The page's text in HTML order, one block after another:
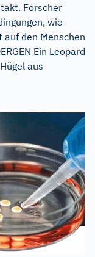
Forscher
wie
den Menschen
Ein Leopard
aus